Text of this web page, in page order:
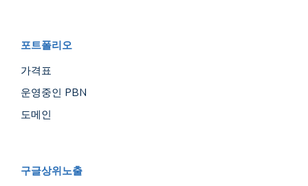
포트폴리오
가격표
운영중인 PBN
도메인
구글상위노출